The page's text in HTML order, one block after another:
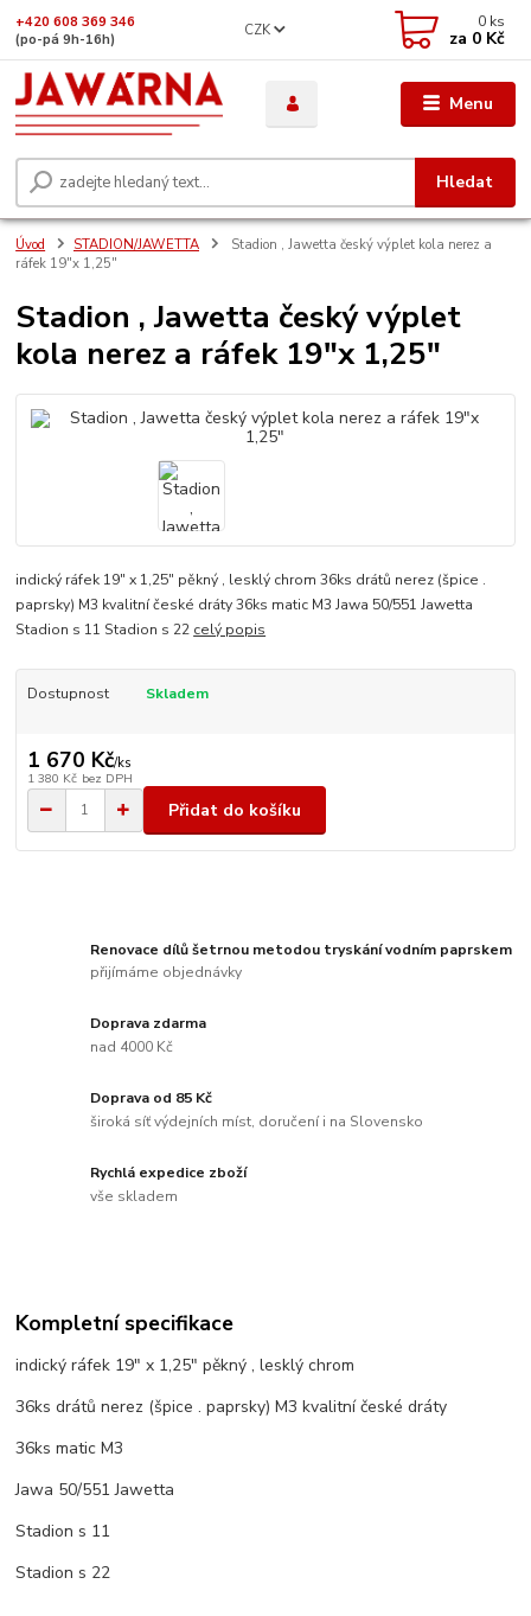
Menu
CZK
Hledat
+420 608 369 346
(po-pá 9h-16h)
0 ks
za 0 Kč
Úvod STADION/JAWETTA
Stadion , Jawetta český výplet kola nerez a
ráfek 19"x 1,25"
Stadion , Jawetta český výplet
kola nerez a ráfek 19"x 1,25"
indický ráfek 19" x 1,25" pěkný , lesklý chrom 36ks drátů nerez (špice .
paprsky) M3 kvalitní české dráty 36ks matic M3 Jawa 50/551 Jawetta
Stadion s 11 Stadion s 22 celý popis
Dostupnost Skladem
1 670 Kč/ks
1 380 Kč bez DPH
Přidat do košíku
Renovace dílů šetrnou metodou tryskání vodním paprskem
přijímáme objednávky
Doprava zdarma
nad 4000 Kč
Doprava od 85 Kč
široká síť výdejních míst, doručení i na Slovensko
Rychlá expedice zboží
vše skladem
Kompletní specifikace
indický ráfek 19" x 1,25" pěkný , lesklý chrom
36ks drátů nerez (špice . paprsky) M3 kvalitní české dráty
36ks matic M3
Jawa 50/551 Jawetta
Stadion s 11
Stadion s 22